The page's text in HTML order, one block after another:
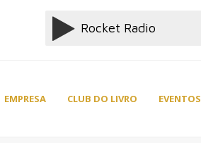
EMPRESA CLUB DO LIVRO EVENTOS